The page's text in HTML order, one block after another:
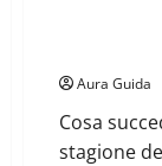
Aura Guida
Cosa
stagione